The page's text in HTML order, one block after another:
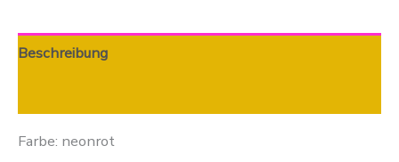
Beschreibung
Farbe: neonrot